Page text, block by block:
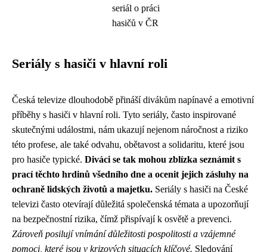
seriál o práci
hasičů v ČR
Seriály s hasiči v hlavní roli
Česká televize dlouhodobě přináší divákům napínavé a emotivní
příběhy s hasiči v hlavní roli. Tyto seriály, často inspirované
skutečnými událostmi, nám ukazují nejenom náročnost a riziko
této profese, ale také odvahu, obětavost a solidaritu, které jsou
pro hasiče typické. Diváci se tak mohou zblízka seznámit s
prací těchto hrdinů všedního dne a ocenit jejich zásluhy na
ochraně lidských životů a majetku. Seriály s hasiči na České
televizi často otevírají důležitá společenská témata a upozorňují
na bezpečnostní rizika, čímž přispívají k osvětě a prevenci.
Zároveň posilují vnímání důležitosti pospolitosti a vzájemné
pomoci, které jsou v krizových situacích klíčové. Sledování